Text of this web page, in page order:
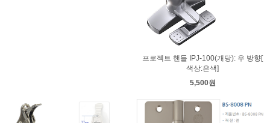
프로젝트 핸들 IPJ-100(개당): 우 방향[
색상:은색]
5,500원